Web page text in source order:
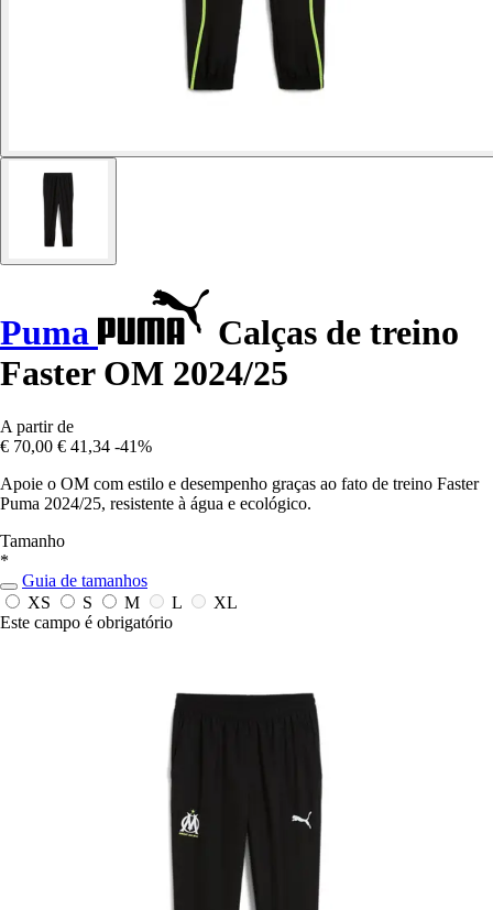
Puma
Calças de treino
Faster OM 2024/25
A partir de
€ 70,00 € 41,34 -41%
Apoie o OM com estilo e desempenho graças ao fato de treino Faster
Puma 2024/25, resistente à água e ecológico.
Tamanho
*
Guia de tamanhos
XS
S M L
XL
Este campo é obrigatório